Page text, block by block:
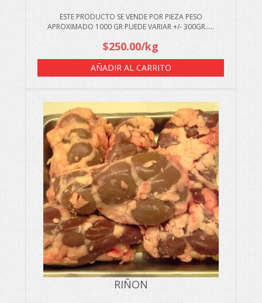
ESTE PRODUCTO SE VENDE POR PIEZA PESO
APROXIMADO 1000 GR PUEDE VARIAR +/- 300GR.....
$250.00/kg
AÑADIR AL CARRITO
RIÑON